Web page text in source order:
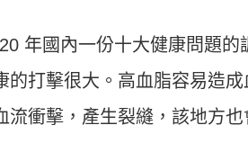
年國內一份十大健康問題
的打擊很大。高血脂容易造
流衝擊，產生裂縫，該地方